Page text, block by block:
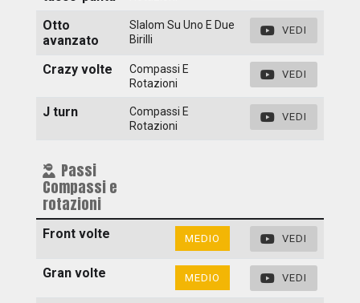
Otto
avanzato
Slalom Su Uno E Due
Birilli
VEDI
Crazy volte
Compassi E
Rotazioni
VEDI
J turn
Compassi E
Rotazioni
VEDI
Passi
Compassi e
rotazioni
Front volte MEDIO VEDI
Gran volte MEDIO VEDI